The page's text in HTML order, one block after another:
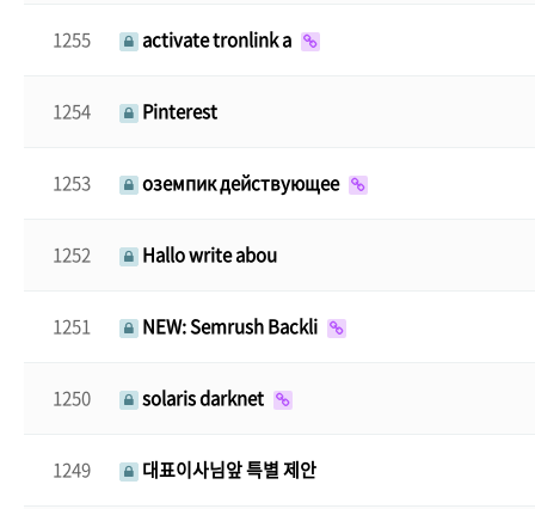
1255 activate tronlink a
1254 Pinterest
1253 оземпик действующее
1252 Hallo write abou
1251 NEW: Semrush Backli
1250 solaris darknet
1249 대표이사님앞 특별 제안